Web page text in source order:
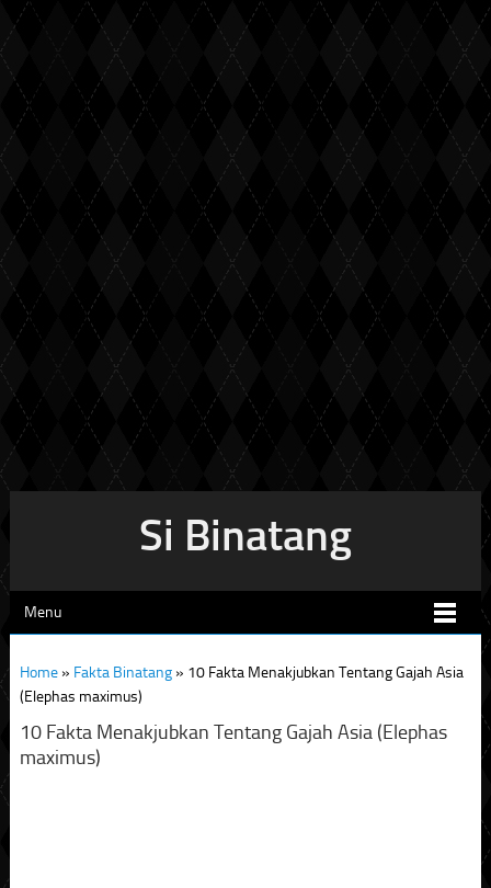
Si Binatang
Menu
Home» Fakta Binatang» 10 Fakta Menakjubkan Tentang Gajah Asia
(Elephas maximus)
10 Fakta Menakjubkan Tentang Gajah Asia (Elephas
maximus)